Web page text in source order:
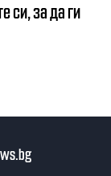
си, за да ги